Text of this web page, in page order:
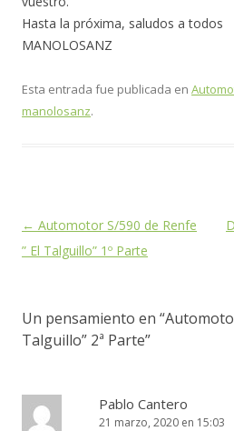
Hasta la próxima, saludos a todos
MANOLOSANZ
Esta entrada fue publicada en
manolosanz.
Navegación
de
← Automotor S/590 de Renfe
” El Talguillo” 1º Parte
Un pensamiento en “
Talguillo” 2ª Parte”
Pablo Cantero
21 marzo, 2020 en 15:03